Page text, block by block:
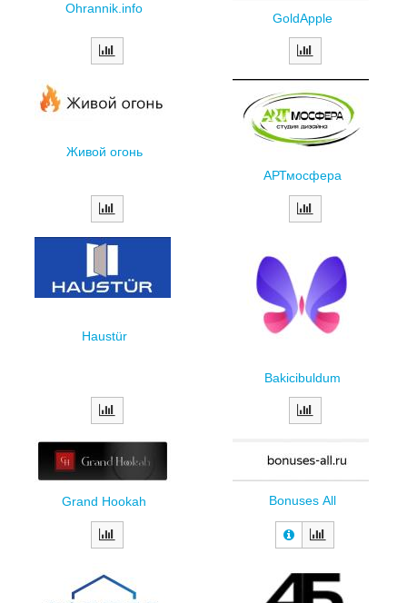
Ohrannik.info
GoldApple
Живой огонь
АРТмосфера
Haustür
Вakicibuldum
Grand Hookah Вonuses Аll